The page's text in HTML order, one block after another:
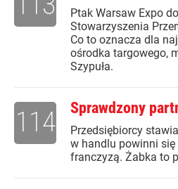
Ptak Warsaw Expo
Stowarzyszenia
Co to oznacza dla
ośrodka targowego,
Szypuła.
Sprawdzony
Przedsiębiorcy
w handlu powinni
franczyzą. Żabka to
114